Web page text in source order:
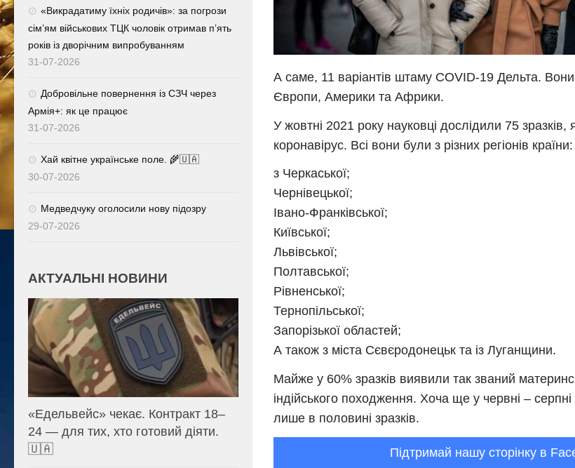
А саме, 11 варіантів штаму COVID-19 Дельта. Вони
Європи, Америки та Африки.
У жовтні 2021 року науковці дослідили 75 зразків,
коронавірус. Всі вони були з різних регіонів країни:
з Черкаської;
Чернівецької;
Івано-Франківської;
Київської;
Львівської;
Полтавської;
Рівненської;
Тернопільської;
Запорізької областей;
А також з міста Сєвєродонецьк та із Луганщини.
Майже у 60% зразків виявили так званий
індійського походження. Хоча ще у червні –
лише в половині зразків.
Підтримай нашу сторінку в
«Викрадатиму їхніх родичів»: за погрози
сім’ям військових ТЦК чоловік отримав п’ять
років із дворічним випробуванням
31-07-2026
Добровільне повернення із СЗЧ через
Армія+: як це працює
31-07-2026
Хай квітне українське поле. 🌾🇺🇦
30-07-2026
Медведчуку оголосили нову підозру
29-07-2026
АКТУАЛЬНІ НОВИНИ
«Едельвейс» чекає. Контракт 18–
24 — для тих, хто готовий діяти.
🇺🇦